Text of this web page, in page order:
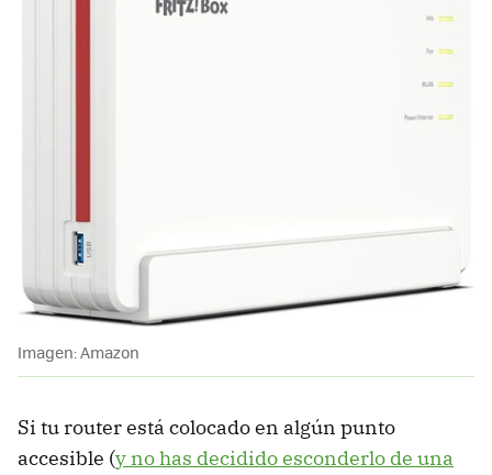
Imagen: Amazon
Si tu router está colocado en algún punto
accesible (y no has decidido esconderlo de una